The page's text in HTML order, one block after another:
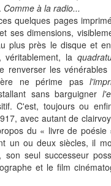
Comme à la radio...
quelques pages
ses dimensions,
plus près le disque et
véritablement, la
renverser les vénérables
ne périme pas
sans barguigner
C'est, toujours ou
avec autant de
du « livre de
un ou deux siècles, il
son seul successeur
et le film